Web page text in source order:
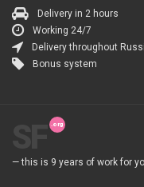
Delivery in 2 hours
Working 24/7
Delivery throughout
Bonus system
— this is 9 years of work for